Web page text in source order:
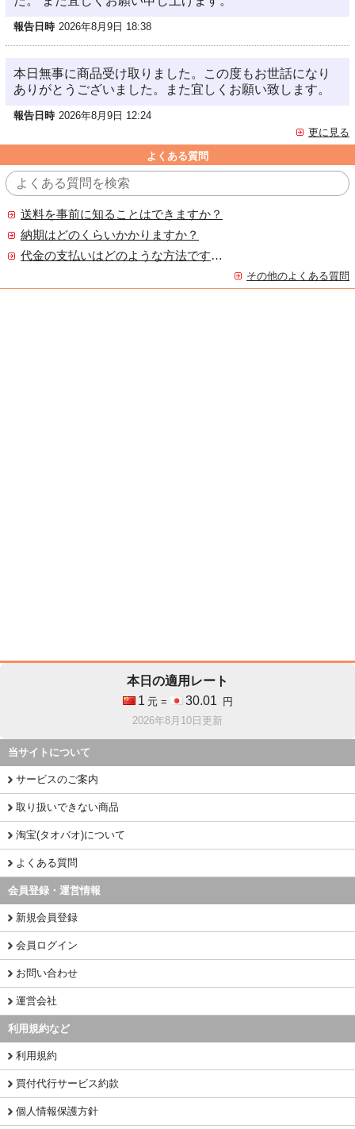
報告日時 2026年8月9日 18:38
本日無事に商品受け取りました。この度もお世話になり
ありがとうございました。また宜しくお願い致します。
報告日時 2026年8月9日 12:24
更に見る
よくある質問
送料を事前に知ることはできますか？
納期はどのくらいかかりますか？
代金の支払いはどのような方法ですか？
その他のよくある質問
本日の適用レート
1 元 = 30.01
円
2026年8月10日更新
当サイトについて
サービスのご案内
取り扱いできない商品
淘宝(タオバオ)について
よくある質問
会員登録・運営情報
新規会員登録
会員ログイン
お問い合わせ
運営会社
利用規約など
利用規約
買付代行サービス約款
個人情報保護方針